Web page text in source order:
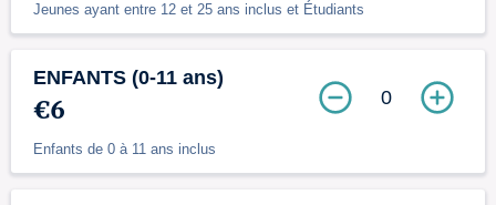
Jeunes ayant entre 12 et 25 ans inclus et Étudiants
ENFANTS (0-11 ans)
€6
Enfants de 0 à 11 ans inclus
0